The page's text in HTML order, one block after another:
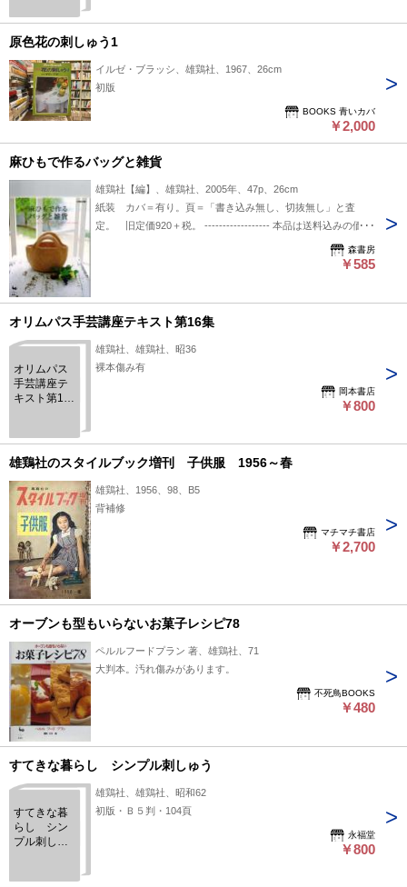
On select＞
原色花の刺しゅう1
イルゼ・ブラッシ、雄鶏社、1967、26cm
初版
BOOKS 青いカバ
￥2,000
麻ひもで作るバッグと雑貨
雄鶏社【編】、雄鶏社、2005年、47p、26cm
紙装 カバ＝有り。頁＝「書き込み無し、切抜無し」と査
定。 旧定価920＋税。 ‐‐‐‐‐‐‐‐‐‐‐‐‐‐‐‐‐‐ 本品は送料込みの価格
森書房
￥585
オリムパス手芸講座テキスト第16集
オリムパス
手芸講座テ
キスト第16
雄鶏社、雄鶏社、昭36
裸本傷み有
岡本書店
￥800
雄鶏社のスタイルブック増刊 子供服 1956～春
雄鶏社、1956、98、B5
背補修
マチマチ書店
￥2,700
オーブンも型もいらないお菓子レシピ78
ペルルフードプラン 著、雄鶏社、71
大判本。汚れ傷みがあります。
不死鳥BOOKS
￥480
すてきな暮らし シンプル刺しゅう
すてきな暮
らし シン
プル刺しゅ
雄鶏社、雄鶏社、昭和62
初版・Ｂ５判・104頁
永福堂
￥800